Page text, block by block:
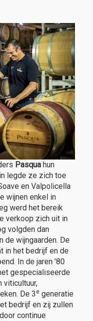
Pasqua hun
legde ze zich toe
en Valpolicella
wijnen enkel in
werd het bereik
verkoop zich uit in
volgden dan
de wijngaarden. De
in het bedrijf en de
In de jaren ’80
gespecialiseerde
viticultuur,
De 3 e generatie
bedrijf en zij zullen
continue